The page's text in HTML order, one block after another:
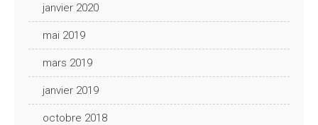
janvier 2020
mai 2019
mars 2019
janvier 2019
octobre 2018